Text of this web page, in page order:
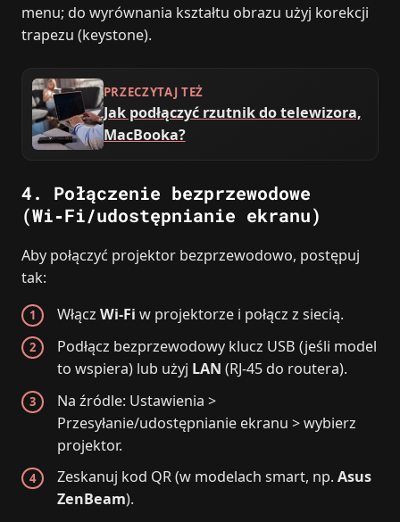
menu; do wyrównania kształtu obrazu użyj korekcji
trapezu (keystone).
PRZECZYTAJ TEŻ
Jak podłączyć rzutnik do telewizora,
MacBooka?
4. Połączenie bezprzewodowe
(Wi‑Fi/udostępnianie ekranu)
Aby połączyć projektor bezprzewodowo, postępuj
tak:
WłączWi‑Fi w projektorze i połącz z siecią.
Podłącz bezprzewodowy klucz USB (jeśli model
to wspiera) lub użyj LAN (RJ‑45 do routera).
Na źródle: Ustawienia >
Przesyłanie/udostępnianie ekranu > wybierz
projektor.
Zeskanuj kod QR (w modelach smart, np.Asus
ZenBeam).